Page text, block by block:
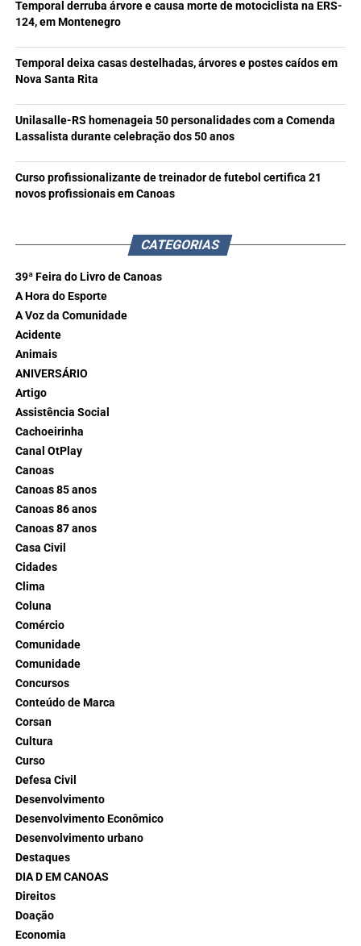
Temporal derruba árvore e causa morte de motociclista na ERS-
124, em Montenegro
Temporal deixa casas destelhadas, árvores e postes caídos em
Nova Santa Rita
Unilasalle-RS homenageia 50 personalidades com a Comenda
Lassalista durante celebração dos 50 anos
Curso profissionalizante de treinador de futebol certifica 21
novos profissionais em Canoas
CATEGORIAS
39ª Feira do Livro de Canoas
A Hora do Esporte
A Voz da Comunidade
Acidente
Animais
ANIVERSÁRIO
Artigo
Assistência Social
Cachoeirinha
Canal OtPlay
Canoas
Canoas 85 anos
Canoas 86 anos
Canoas 87 anos
Casa Civil
Cidades
Clima
Coluna
Comércio
Comunidade
Comunidade
Concursos
Conteúdo de Marca
Corsan
Cultura
Curso
Defesa Civil
Desenvolvimento
Desenvolvimento Econômico
Desenvolvimento urbano
Destaques
DIA D EM CANOAS
Direitos
Doação
Economia